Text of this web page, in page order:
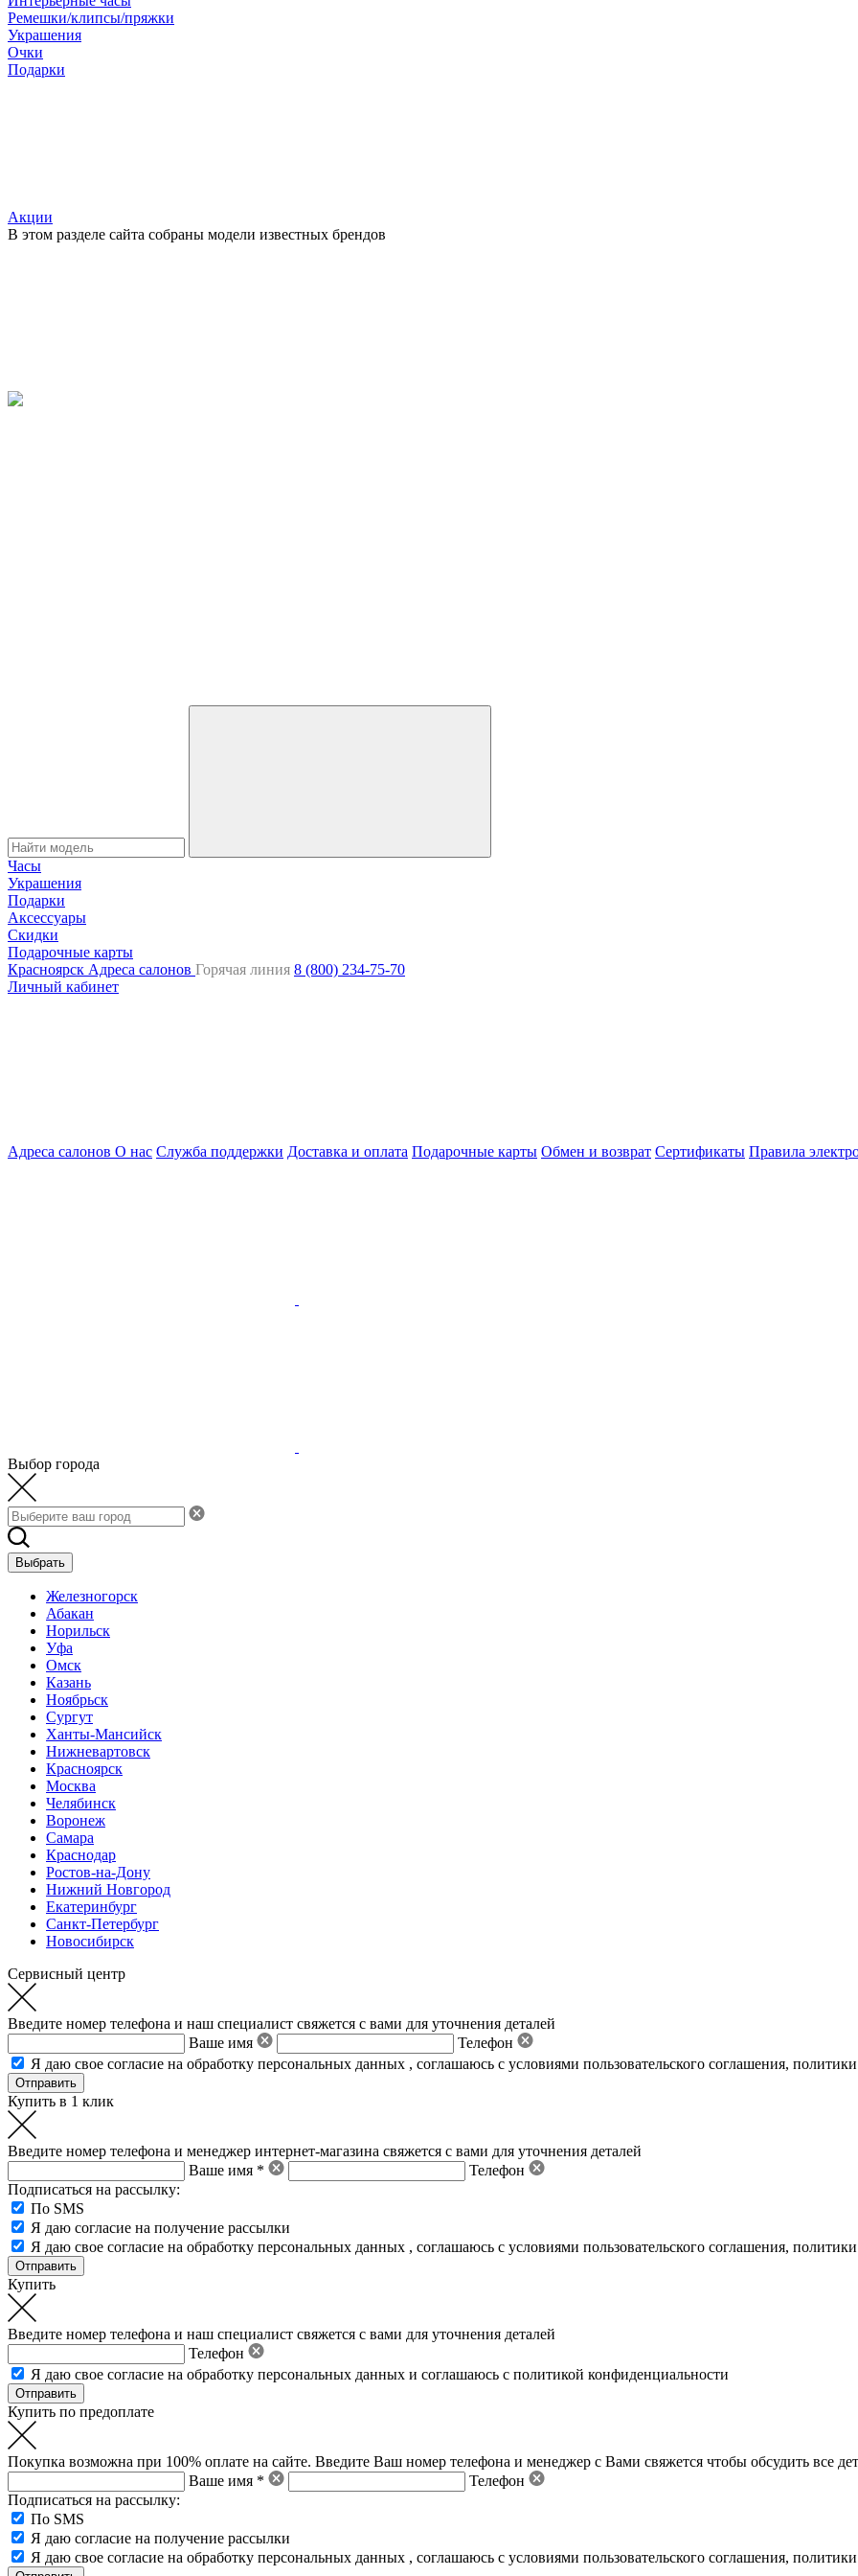
Ремешки/клипсы/пряжки
Украшения
Очки
Подарки
Акции
В этом разделе сайта собраны модели известных брендов
Часы
Украшения
Подарки
Аксессуары
Скидки
Подарочные карты
Красноярск Адреса салонов Горячая линия 8 (800) 234-75-70
Личный кабинет
Адреса салонов О нас Служба поддержки Доставка и оплата Подарочные карты Обмен и возврат Сертификаты Правила
Выбор города
Выбрать
Железногорск
Абакан
Норильск
Уфа
Омск
Казань
Ноябрьск
Сургут
Ханты-Мансийск
Нижневартовск
Красноярск
Москва
Челябинск
Воронеж
Самара
Краснодар
Ростов-на-Дону
Нижний Новгород
Екатеринбург
Санкт-Петербург
Новосибирск
Сервисный центр
Введите номер телефона и наш специалист свяжется с вами для уточнения деталей
Ваше имя
Телефон
Я даю свое согласие на обработку персональных данных , соглашаюсь с условиями пользовательского соглашения,
Купить в 1 клик
Введите номер телефона и менеджер интернет-магазина свяжется с вами для уточнения деталей
Ваше имя *
Телефон
Подписаться на рассылку:
По SMS
Я даю согласие на получение рассылки
Я даю свое согласие на обработку персональных данных , соглашаюсь с условиями пользовательского соглашения,
Купить
Введите номер телефона и наш специалист свяжется с вами для уточнения деталей
Телефон
Я даю свое согласие на обработку персональных данных и соглашаюсь с политикой конфиденциальности
Купить по предоплате
Покупка возможна при 100% оплате на сайте. Введите Ваш номер телефона и менеджер с Вами свяжется чтобы обсудить все
Ваше имя *
Телефон
Подписаться на рассылку:
По SMS
Я даю согласие на получение рассылки
Я даю свое согласие на обработку персональных данных , соглашаюсь с условиями пользовательского соглашения,